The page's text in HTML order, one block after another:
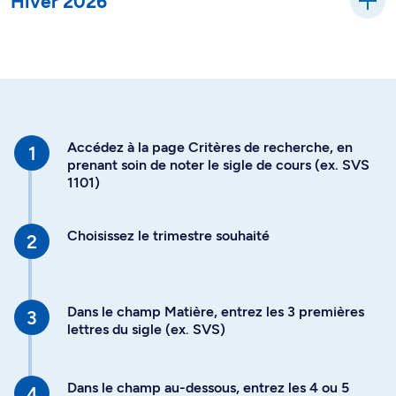
Accédez à la page Critères de recherche, en
prenant soin de noter le sigle de cours (ex. SVS
1101)
Choisissez le trimestre souhaité
Dans le champ Matière, entrez les 3 premières
lettres du sigle (ex. SVS)
Dans le champ au-dessous, entrez les 4 ou 5